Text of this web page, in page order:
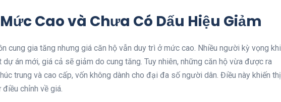
Cao và Chưa Có Dấu Hiệu Giảm
cung gia tăng nhưng giá căn hộ vẫn duy trì ở mức cao. Nhiều người kỳ vọng khi
án mới, giá cả sẽ giảm do cung tăng. Tuy nhiên, những căn hộ vừa được ra
trung và cao cấp, vốn không dành cho đại đa số người dân. Điều này khiến thị
chỉnh về giá.